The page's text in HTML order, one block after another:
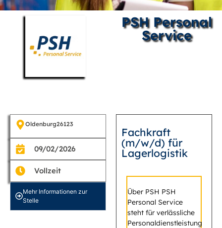
PSH Personal
Service
Oldenburg26123
09/02/2026
Vollzeit
Mehr Informationen zur
Stelle
Fachkraft
(m/w/d) für
Lagerlogistik
Über PSH PSH
Personal Service
steht für verlässliche
Personaldienstleistung